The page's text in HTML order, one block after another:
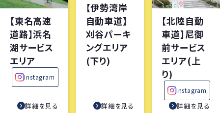
【東名高速
道路】浜名
湖サービス
エリア
Instagram
詳細を見る
【伊勢湾岸
自動車道】
刈谷パーキ
ングエリア
(下り)
詳細を見る
【北陸自動
車道】尼御
前サービス
エリア(上
り)
Instagram
詳細を見る